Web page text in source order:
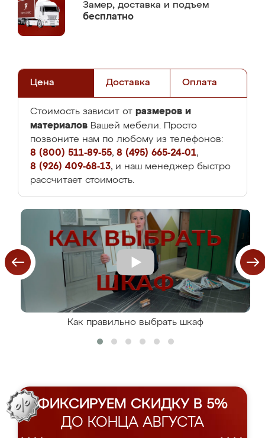
Замер, доставка и подъем
бесплатно
Цена Доставка Оплата
Стоимость зависит от размеров и
материалов Вашей мебели. Просто
позвоните нам по любому из телефонов:
8 (800) 511-89-55, 8 (495) 665-24-01,
8 (926) 409-68-13, и наш менеджер быстро
рассчитает стоимость.
Как правильно выбрать шкаф
ФИКСИРУЕМ СКИДКУ В 5%
ДО КОНЦА АВГУСТА